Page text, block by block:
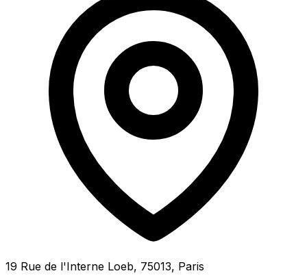
19 Rue de l'Interne Loeb, 75013, Paris